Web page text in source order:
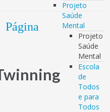
Projeto
Saúde
Mental
Projeto
Saúde
Mental
Escola
de
Todos
e para
Todos